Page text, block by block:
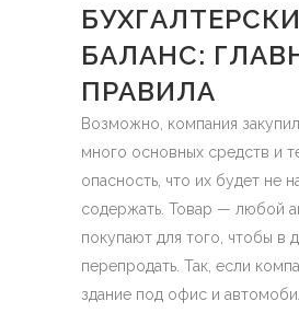
БАЛАНС:
ПРАВИЛА
Возможно, компания
много основных средств и
опасность, что их будет не
содержать. Товар — любой
покупают для того, чтобы в
перепродать. Так, если
здание под офис и